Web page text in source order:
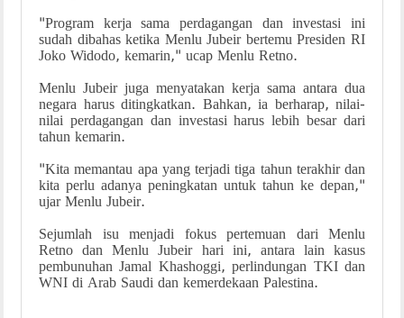
"Program kerja sama perdagangan dan investasi ini
sudah dibahas ketika Menlu Jubeir bertemu Presiden RI
Joko Widodo, kemarin," ucap Menlu Retno.
Menlu Jubeir juga menyatakan kerja sama antara dua
negara harus ditingkatkan. Bahkan, ia berharap, nilai-
nilai perdagangan dan investasi harus lebih besar dari
tahun kemarin.
"Kita memantau apa yang terjadi tiga tahun terakhir dan
kita perlu adanya peningkatan untuk tahun ke depan,"
ujar Menlu Jubeir.
Sejumlah isu menjadi fokus pertemuan dari Menlu
Retno dan Menlu Jubeir hari ini, antara lain kasus
pembunuhan Jamal Khashoggi, perlindungan TKI dan
WNI di Arab Saudi dan kemerdekaan Palestina.